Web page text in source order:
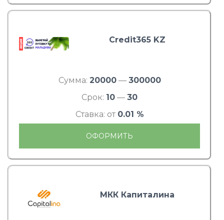
Credit365 KZ
Сумма: 20000— 300000
Срок: 10 — 30
Ставка: от 0.01 %
ОФОРМИТЬ
МКК Капиталина